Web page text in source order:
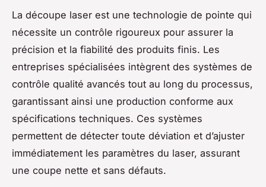
La découpe laser est une technologie de pointe qui
nécessite un contrôle rigoureux pour assurer la
précision et la fiabilité des produits finis. Les
entreprises spécialisées intègrent des systèmes de
contrôle qualité avancés tout au long du processus,
garantissant ainsi une production conforme aux
spécifications techniques. Ces systèmes
permettent de détecter toute déviation et d’ajuster
immédiatement les paramètres du laser, assurant
une coupe nette et sans défauts.